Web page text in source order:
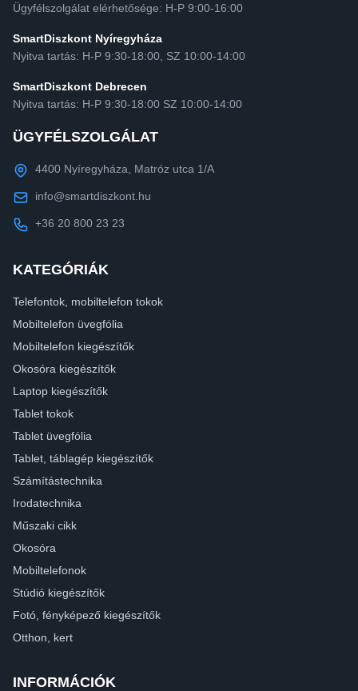
Ügyfélszolgálat elérhetősége: H-P 9:00-16:00
SmartDiszkont Nyíregyháza
Nyitva tartás: H-P 9:30-18:00, SZ 10:00-14:00
SmartDiszkont Debrecen
Nyitva tartás: H-P 9:30-18:00 SZ 10:00-14:00
ÜGYFÉLSZOLGÁLAT
4400 Nyíregyháza, Matróz utca 1/A
info@smartdiszkont.hu
+36 20 800 23 23
KATEGÓRIÁK
Telefontok, mobiltelefon tokok
Mobiltelefon üvegfólia
Mobiltelefon kiegészítők
Okosóra kiegészítők
Laptop kiegészítők
Tablet tokok
Tablet üvegfólia
Tablet, táblagép kiegészítők
Számítástechnika
Irodatechnika
Műszaki cikk
Okosóra
Mobiltelefonok
Stúdió kiegészítők
Fotó, fényképező kiegészítők
Otthon, kert
INFORMÁCIÓK